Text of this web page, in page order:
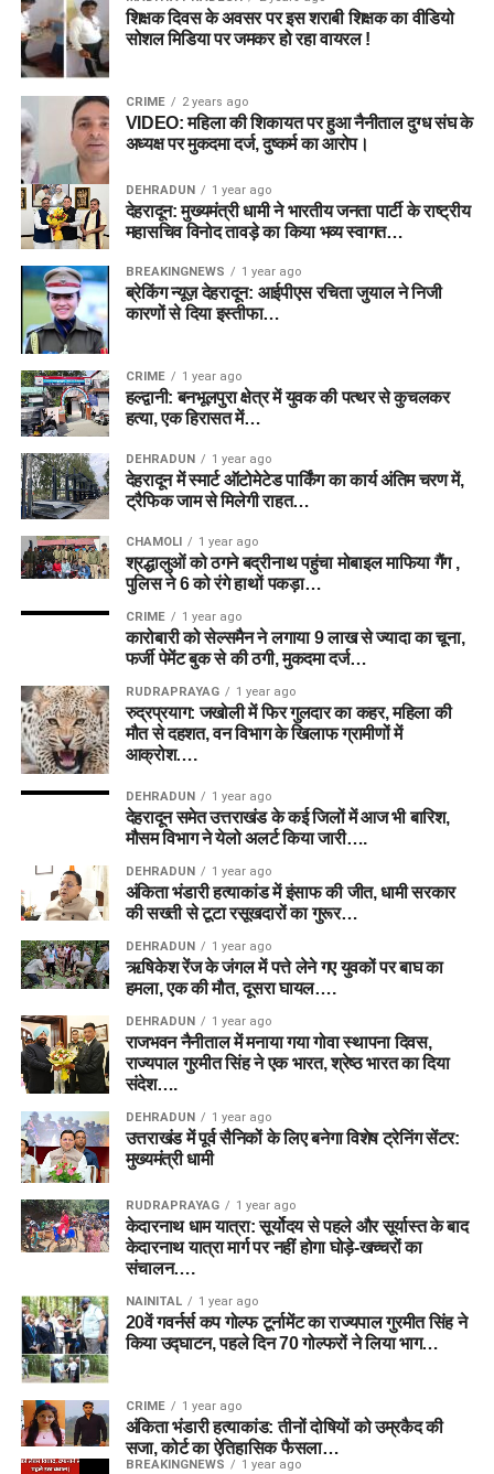
शिक्षक दिवस के अवसर पर इस शराबी शिक्षक का वीडियो
सोशल मिडिया पर जमकर हो रहा वायरल !
CRIME 2 years ago
VIDEO: महिला की शिकायत पर हुआ नैनीताल दुग्ध संघ के
अध्यक्ष पर मुकदमा दर्ज, दुष्कर्म का आरोप।
DEHRADUN 1 year ago
देहरादून: मुख्यमंत्री धामी ने भारतीय जनता पार्टी के राष्ट्रीय
महासचिव विनोद तावड़े का किया भव्य स्वागत…
BREAKINGNEWS 1 year ago
ब्रेकिंग न्यूज़ देहरादून: आईपीएस रचिता जुयाल ने निजी
कारणों से दिया इस्तीफा…
CRIME 1 year ago
हल्द्वानी: बनभूलपुरा क्षेत्र में युवक की पत्थर से कुचलकर
हत्या, एक हिरासत में…
DEHRADUN 1 year ago
देहरादून में स्मार्ट ऑटोमेटेड पार्किंग का कार्य अंतिम चरण में,
ट्रैफिक जाम से मिलेगी राहत…
CHAMOLI 1 year ago
श्रद्धालुओं को ठगने बद्रीनाथ पहुंचा मोबाइल माफिया गैंग ,
पुलिस ने 6 को रंगे हाथों पकड़ा…
CRIME 1 year ago
कारोबारी को सेल्समैन ने लगाया 9 लाख से ज्यादा का चूना,
फर्जी पेमेंट बुक से की ठगी, मुकदमा दर्ज…
RUDRAPRAYAG 1 year ago
रुद्रप्रयाग: जखोली में फिर गुलदार का कहर, महिला की
मौत से दहशत, वन विभाग के खिलाफ ग्रामीणों में
आक्रोश….
DEHRADUN 1 year ago
देहरादून समेत उत्तराखंड के कई जिलों में आज भी बारिश,
मौसम विभाग ने येलो अलर्ट किया जारी….
DEHRADUN 1 year ago
अंकिता भंडारी हत्याकांड में इंसाफ की जीत, धामी सरकार
की सख्ती से टूटा रसूखदारों का गुरूर…
DEHRADUN 1 year ago
ऋषिकेश रेंज के जंगल में पत्ते लेने गए युवकों पर बाघ का
हमला, एक की मौत, दूसरा घायल….
DEHRADUN 1 year ago
राजभवन नैनीताल में मनाया गया गोवा स्थापना दिवस,
राज्यपाल गुरमीत सिंह ने एक भारत, श्रेष्ठ भारत का दिया
संदेश….
DEHRADUN 1 year ago
उत्तराखंड में पूर्व सैनिकों के लिए बनेगा विशेष ट्रेनिंग सेंटर:
मुख्यमंत्री धामी
RUDRAPRAYAG 1 year ago
केदारनाथ धाम यात्रा: सूर्योदय से पहले और सूर्यास्त के बाद
केदारनाथ यात्रा मार्ग पर नहीं होगा घोड़े-खच्चरों का
संचालन….
NAINITAL 1 year ago
20वें गवर्नर्स कप गोल्फ टूर्नामेंट का राज्यपाल गुरमीत सिंह ने
किया उद्घाटन, पहले दिन 70 गोल्फरों ने लिया भाग…
CRIME 1 year ago
अंकिता भंडारी हत्याकांड: तीनों दोषियों को उम्रकैद की
सजा, कोर्ट का ऐतिहासिक फैसला…
BREAKINGNEWS 1 year ago